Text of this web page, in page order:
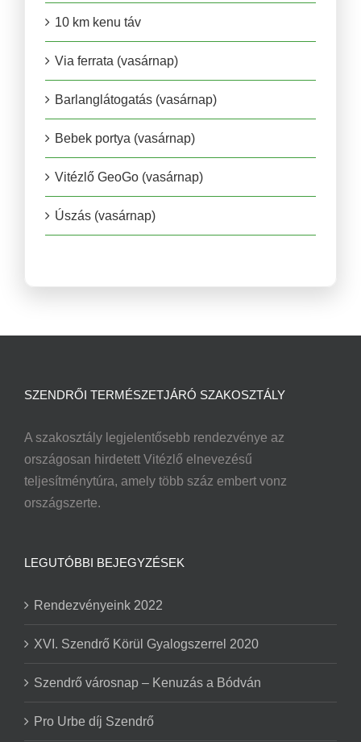
10 km kenu táv
Via ferrata (vasárnap)
Barlanglátogatás (vasárnap)
Bebek portya (vasárnap)
Vitézlő GeoGo (vasárnap)
Úszás (vasárnap)
SZENDRŐI TERMÉSZETJÁRÓ SZAKOSZTÁLY
A szakosztály legjelentősebb rendezvénye az
országosan hirdetett Vitézlő elnevezésű
teljesítménytúra, amely több száz embert vonz
országszerte.
LEGUTÓBBI BEJEGYZÉSEK
Rendezvényeink 2022
XVI. Szendrő Körül Gyalogszerrel 2020
Szendrő városnap – Kenuzás a Bódván
Pro Urbe díj Szendrő